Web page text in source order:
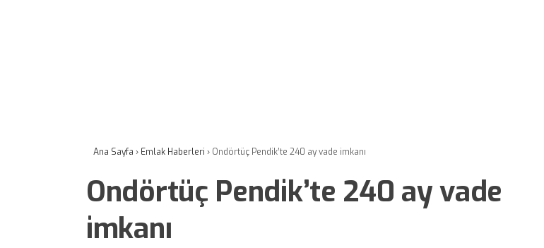
Ana Sayfa › Emlak Haberleri › Ondörtüç Pendik’te 240 ay vade imkanı
Ondörtüç Pendik’te 240 ay vade
imkanı